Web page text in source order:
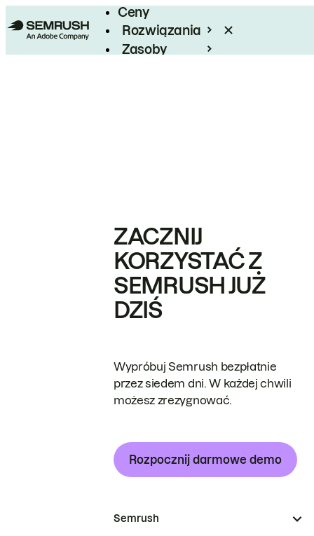
Ceny
Rozwiązania
Zasoby
ZACZNIJ
KORZYSTAĆ Z
SEMRUSH JUŻ
DZIŚ
Wypróbuj Semrush bezpłatnie
przez siedem dni. W każdej chwili
możesz zrezygnować.
Rozpocznij darmowe demo
Semrush